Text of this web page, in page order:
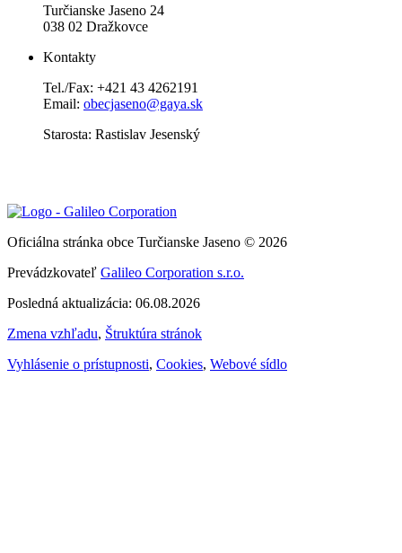
Turčianske Jaseno 24
038 02 Dražkovce
Kontakty
Tel./Fax: +421 43 4262191
Email: obecjaseno@gaya.sk
Starosta: Rastislav Jesenský
Oficiálna stránka obce Turčianske Jaseno © 2026
Prevádzkovateľ Galileo Corporation s.r.o.
Posledná aktualizácia: 06.08.2026
Zmena vzhľadu, Štruktúra stránok
Vyhlásenie o prístupnosti, Cookies, Webové sídlo